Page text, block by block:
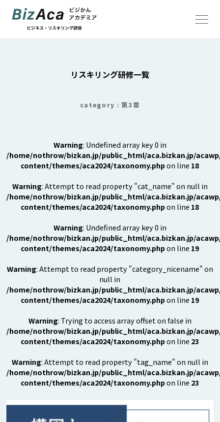
お知らせ / コラム
「撮築 サツチク」ストロボ撮影環境構築サービス
株式会社ビジネスのかんさつ
ALTERNA CREATES
写真と広告事務所NoThrow
リスキリング研修一覧
category : 第3章
Warning: Undefined array key 0 in
/home/nothrow/bizkan.jp/public_html/aca.bizkan.jp/
content/themes/aca2024/taxonomy.phpon line 18
Warning: Attempt to read property "cat_name" on null in
/home/nothrow/bizkan.jp/public_html/aca.bizkan.jp/
content/themes/aca2024/taxonomy.phpon line 18
Warning: Undefined array key 0 in
/home/nothrow/bizkan.jp/public_html/aca.bizkan.jp/
content/themes/aca2024/taxonomy.phpon line 19
Warning: Attempt to read property "category_nicename" on
null in
/home/nothrow/bizkan.jp/public_html/aca.bizkan.jp/
content/themes/aca2024/taxonomy.phpon line 19
Warning: Trying to access array offset on false in
/home/nothrow/bizkan.jp/public_html/aca.bizkan.jp/
content/themes/aca2024/taxonomy.phpon line 23
Warning: Attempt to read property "tag_name" on null in
/home/nothrow/bizkan.jp/public_html/aca.bizkan.jp/
content/themes/aca2024/taxonomy.phpon line 23